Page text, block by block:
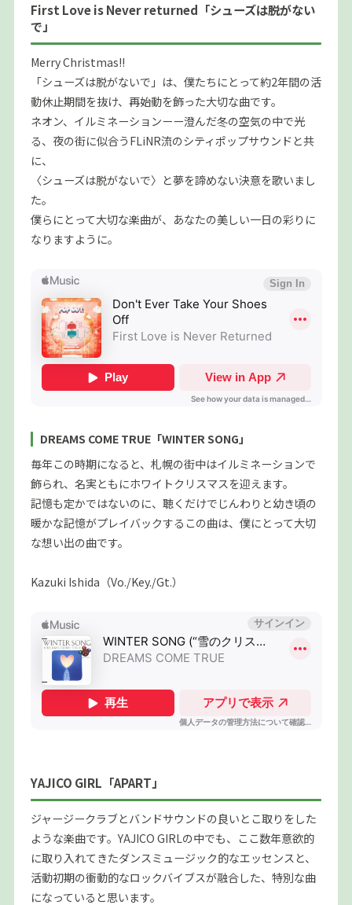
First Love is Never returned「シューズは脱がない
で」
Merry Christmas!!
「シューズは脱がないで」は、僕たちにとって約2年間の活
動休止期間を抜け、再始動を飾った大切な曲です。
ネオン、イルミネーションーー澄んだ冬の空気の中で光
る、夜の街に似合うFLiNR流のシティポップサウンドと共
に、
〈シューズは脱がないで〉と夢を諦めない決意を歌いまし
た。
僕らにとって大切な楽曲が、あなたの美しい一日の彩りに
なりますように。
DREAMS COME TRUE「WINTER SONG」
毎年この時期になると、札幌の街中はイルミネーションで
飾られ、名実ともにホワイトクリスマスを迎えます。
記憶も定かではないのに、聴くだけでじんわりと幼き頃の
暖かな記憶がプレイバックするこの曲は、僕にとって大切
な想い出の曲です。
Kazuki Ishida（Vo./Key./Gt.）
YAJICO GIRL「APART」
ジャージークラブとバンドサウンドの良いとこ取りをした
ような楽曲です。YAJICO GIRLの中でも、ここ数年意欲的
に取り入れてきたダンスミュージック的なエッセンスと、
活動初期の衝動的なロックバイブスが融合した、特別な曲
になっていると思います。